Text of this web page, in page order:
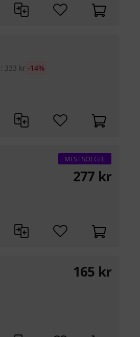
: 333 kr -14%
MEST SOLGTE
277 kr
165 kr